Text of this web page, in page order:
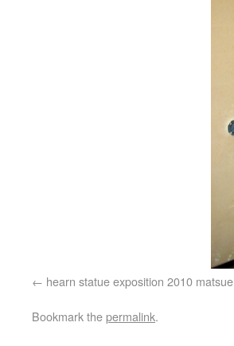
hearn statue exposition 2010 matsue
Bookmark thepermalink.